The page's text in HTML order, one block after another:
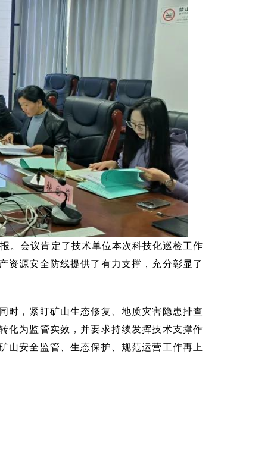
。会议肯定了技术单位本次科技化巡检工作
资源安全防线提供了有力支撑，充分彰显了
时，紧盯矿山生态修复、地质灾害隐患排查
化为监管实效，并要求持续发挥技术支撑作
山安全监管、生态保护、规范运营工作再上